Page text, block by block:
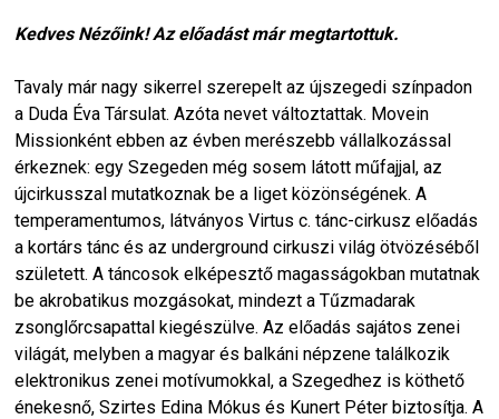
Kedves Nézőink! Az előadást már megtartottuk.
Tavaly már nagy sikerrel szerepelt az újszegedi színpadon
a Duda Éva Társulat. Azóta nevet változtattak. Movein
Missionként ebben az évben merészebb vállalkozással
érkeznek: egy Szegeden még sosem látott műfajjal, az
újcirkusszal mutatkoznak be a liget közönségének. A
temperamentumos, látványos Virtus c. tánc-cirkusz előadás
a kortárs tánc és az underground cirkuszi világ ötvözéséből
született. A táncosok elképesztő magasságokban mutatnak
be akrobatikus mozgásokat, mindezt a Tűzmadarak
zsonglőrcsapattal kiegészülve. Az előadás sajátos zenei
világát, melyben a magyar és balkáni népzene találkozik
elektronikus zenei motívumokkal, a Szegedhez is köthető
énekesnő, Szirtes Edina Mókus és Kunert Péter biztosítja. A